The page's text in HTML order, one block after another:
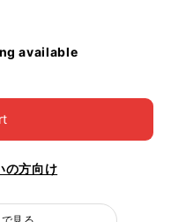
available
の方向け